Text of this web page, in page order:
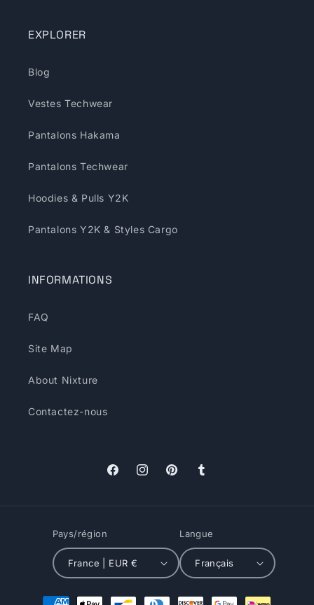
EXPLORER
Blog
Vestes Techwear
Pantalons Hakama
Pantalons Techwear
Hoodies & Pulls Y2K
Pantalons Y2K & Styles Cargo
INFORMATIONS
FAQ
Site Map
About Nixture
Contactez-nous
FacebookInstagramPinterestTumblr
Pays/région
France | EUR €
Langue
Français
Moyens